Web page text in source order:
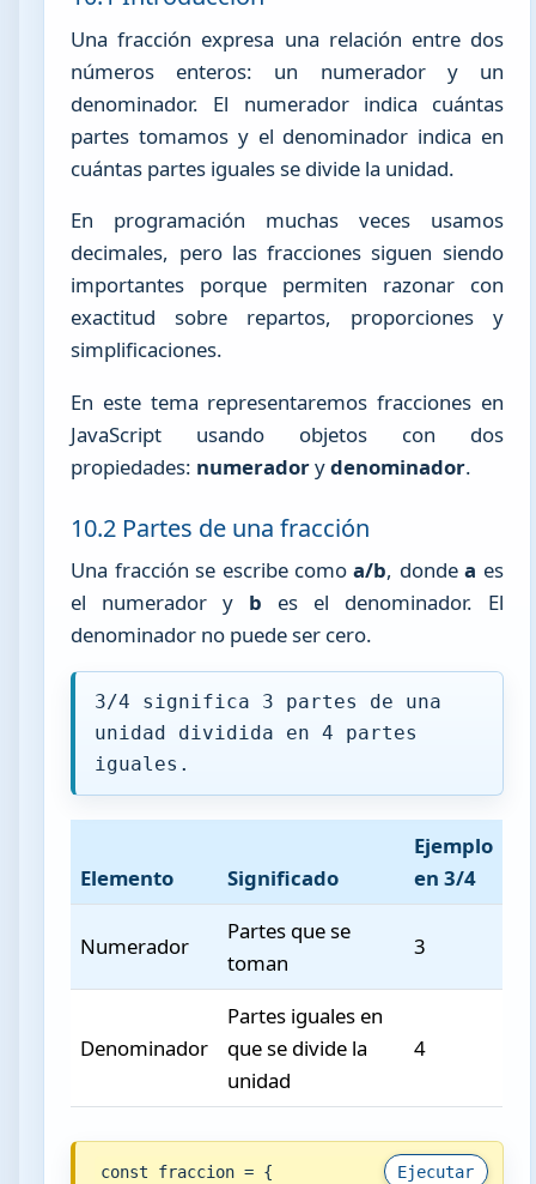
Una fracción expresa una relación entre dos
números enteros: un numerador y un
denominador. El numerador indica cuántas
partes tomamos y el denominador indica en
cuántas partes iguales se divide la unidad.
En programación muchas veces usamos
decimales, pero las fracciones siguen siendo
importantes porque permiten razonar con
exactitud sobre repartos, proporciones y
simplificaciones.
En este tema representaremos fracciones en
JavaScript usando objetos con dos
propiedades: numeradorydenominador.
10.2 Partes de una fracción
Una fracción se escribe comoa/b, dondea es
el numerador y b es el denominador. El
denominador no puede ser cero.
3/4 significa 3 partes de una
unidad dividida en 4 partes
iguales.
Elemento Significado
Ejemplo
en 3/4
Numerador
Partes que se
toman
3
Denominador
Partes iguales en
que se divide la
unidad
4
Ejecutar
const fraccion = {